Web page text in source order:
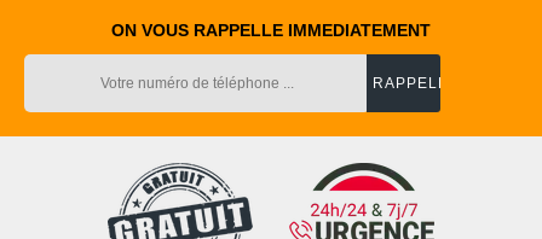
ON VOUS RAPPELLE IMMEDIATEMENT